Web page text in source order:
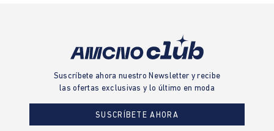
Suscríbete ahora nuestro Newsletter y recibe
las ofertas exclusivas y lo último en moda
SUSCRÍBETE AHORA